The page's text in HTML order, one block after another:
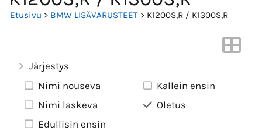
Etusivu > BMW LISÄVARUSTEET > K1200S,R / K1300S,R
Järjestys
Nimi nouseva
Nimi laskeva
Edullisin ensin
Kallein ensin
Oletus